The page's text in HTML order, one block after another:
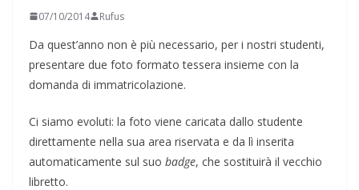
07/10/2014 Rufus
Da quest’anno non è più necessario, per i nostri studenti,
presentare due foto formato tessera insieme con la
domanda di immatricolazione.
Ci siamo evoluti: la foto viene caricata dallo studente
direttamente nella sua area riservata e da lì inserita
automaticamente sul suo badge, che sostituirà il vecchio
libretto.